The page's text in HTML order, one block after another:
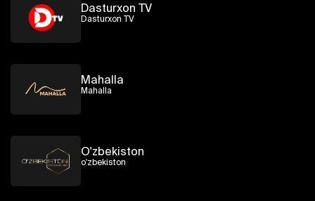
Dasturxon TV
Dasturxon TV
Mahalla
Mahalla
O'zbekiston
o'zbekiston